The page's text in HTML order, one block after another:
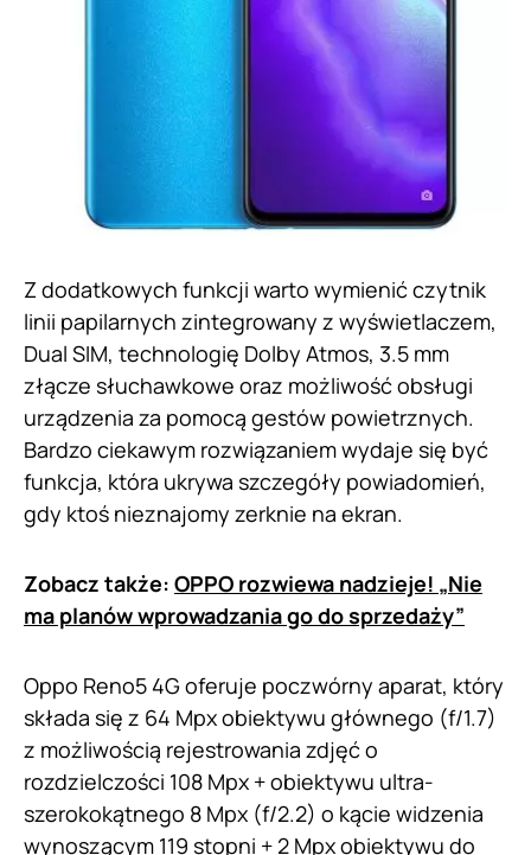
Z dodatkowych funkcji warto wymienić czytnik
linii papilarnych zintegrowany z wyświetlaczem,
Dual SIM, technologię Dolby Atmos, 3.5 mm
złącze słuchawkowe oraz możliwość obsługi
urządzenia za pomocą gestów powietrznych.
Bardzo ciekawym rozwiązaniem wydaje się być
funkcja, która ukrywa szczegóły powiadomień,
gdy ktoś nieznajomy zerknie na ekran.
Zobacz także: OPPO rozwiewa nadzieje! „Nie
ma planów wprowadzania go do sprzedaży”
Oppo Reno5 4G oferuje poczwórny aparat, który
składa się z 64 Mpx obiektywu głównego (f/1.7)
z możliwością rejestrowania zdjęć o
rozdzielczości 108 Mpx + obiektywu ultra-
szerokokątnego 8 Mpx (f/2.2) o kącie widzenia
wynoszącym 119 stopni + 2 Mpx obiektywu do